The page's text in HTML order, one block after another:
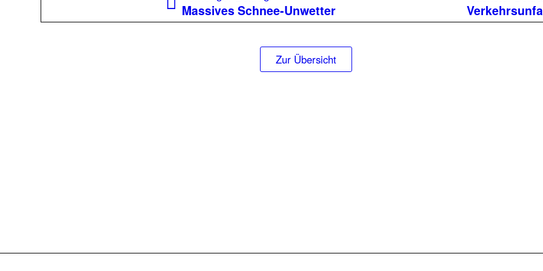
Beitrag:
Massives Schnee-Unwetter
Zur Übersicht